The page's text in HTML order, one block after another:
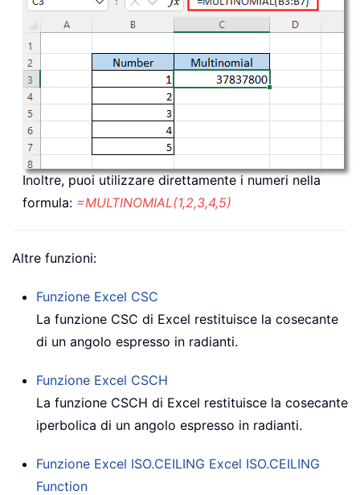
Inoltre, puoi utilizzare direttamente i numeri nella
formula: =MULTINOMIAL(1,2,3,4,5)
Altre funzioni:
Funzione Excel CSC
La funzione CSC di Excel restituisce la cosecante
di un angolo espresso in radianti.
Funzione Excel CSCH
La funzione CSCH di Excel restituisce la cosecante
iperbolica di un angolo espresso in radianti.
Funzione Excel ISO.CEILING Excel ISO.CEILING
Function